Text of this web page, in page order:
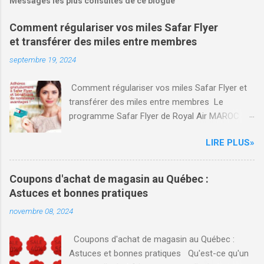
Comment régulariser vos miles Safar Flyer
et transférer des miles entre membres
septembre 19, 2024
Comment régulariser vos miles Safar Flyer et
transférer des miles entre membres Le
programme Safar Flyer de Royal Air MAROC
familles souhaitant maximiser leurs voyages.
Voici un aperçu des fonctionnalités de Safar
Flyer Famille, ainsi que des conseils sur la
régularisation, le transfert des miles et
l'enregistrement de vols manquants. Safar Flyer
Family Safar Flyer permet aux familles de
de façon individuel et après regrouper les miles
en créant un compte famille, ce qui facilite
LIRE PLUS»
Coupons d'achat de magasin au Québec :
Astuces et bonnes pratiques
novembre 08, 2024
Coupons d'achat de magasin au Québec :
Astuces et bonnes pratiques Qu'est-ce qu'un